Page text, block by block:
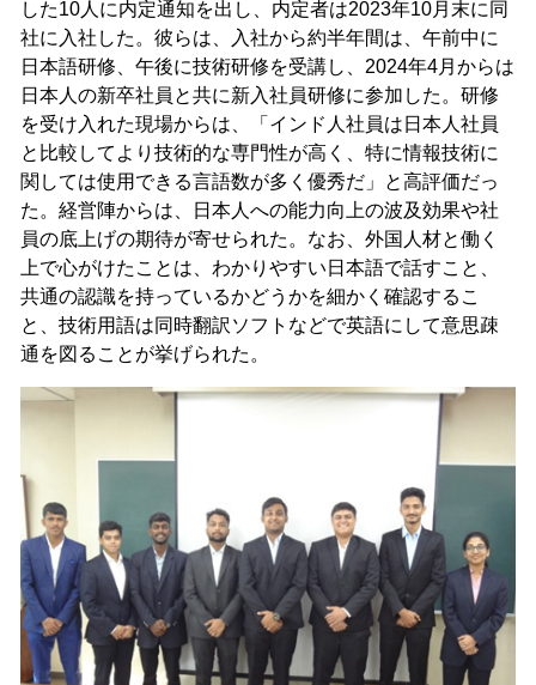
した10人に内定通知を出し、内定者は2023年10月末に同
社に入社した。彼らは、入社から約半年間は、午前中に
日本語研修、午後に技術研修を受講し、2024年4月からは
日本人の新卒社員と共に新入社員研修に参加した。研修
を受け入れた現場からは、「インド人社員は日本人社員
と比較してより技術的な専門性が高く、特に情報技術に
関しては使用できる言語数が多く優秀だ」と高評価だっ
た。経営陣からは、日本人への能力向上の波及効果や社
員の底上げの期待が寄せられた。なお、外国人材と働く
上で心がけたことは、わかりやすい日本語で話すこと、
共通の認識を持っているかどうかを細かく確認するこ
と、技術用語は同時翻訳ソフトなどで英語にして意思疎
通を図ることが挙げられた。